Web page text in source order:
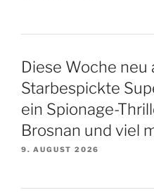
Diese Woche neu
Starbespickte
ein Spionage-
Brosnan und viel
9. AUGUST 2026